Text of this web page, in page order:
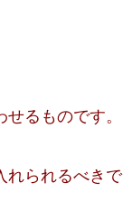
るものです。
れられるべきで